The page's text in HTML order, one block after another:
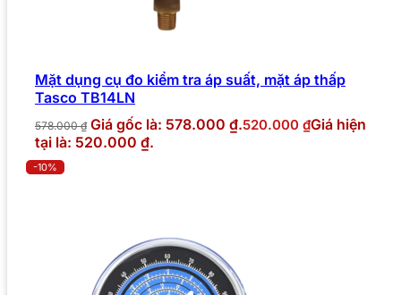
Mặt dụng cụ đo kiểm tra áp suất, mặt áp thấp
Tasco TB14LN
578.000₫ Giá gốc là: 578.000 ₫.520.000 ₫Giá hiện
tại là: 520.000 ₫.
-10%